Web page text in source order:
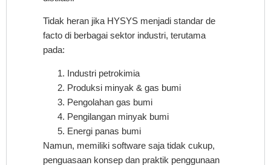
Tidak heran jika HYSYS menjadi standar de
facto di berbagai sektor industri, terutama
pada:
Industri petrokimia
Produksi minyak & gas bumi
Pengolahan gas bumi
Pengilangan minyak bumi
Energi panas bumi
Namun, memiliki software saja tidak cukup,
penguasaan konsep dan praktik penggunaan